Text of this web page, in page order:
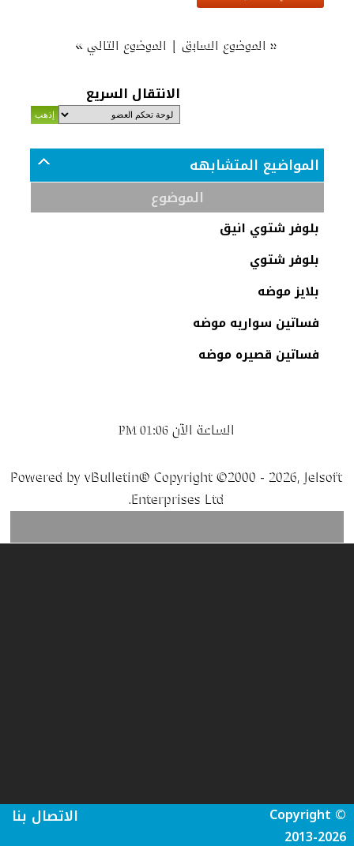
« الموضوع السابق| الموضوع التالي»
الانتقال السريع
المواضيع المتشابهه
الموضوع
بلوفر شتوي انيق
بلوفر شتوي
بلايز موضه
فساتين سواريه موضه
فساتين قصيره موضه
الساعة الآن 01:06 PM
Powered by vBulletin® Copyright ©2000 - 2026, Jelsoft
Enterprises Ltd.
الاتصال بنا
Copyright ©
2013-2026